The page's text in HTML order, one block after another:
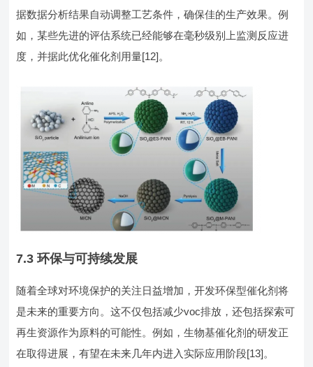
据数据分析结果自动调整工艺条件，确保佳的生产效果。例
如，某些先进的评估系统已经能够在毫秒级别上监测反应进
度，并据此优化催化剂用量[12]。
7.3 环保与可持续发展
随着全球对环境保护的关注日益增加，开发环保型催化剂将
是未来的重要方向。这不仅包括减少voc排放，还包括探索可
再生资源作为原料的可能性。例如，生物基催化剂的研发正
在取得进展，有望在未来几年内进入实际应用阶段[13]。